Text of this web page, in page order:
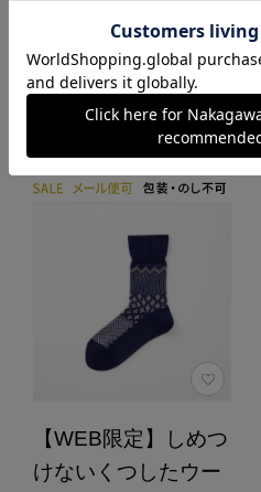
カートに入れる
【WEB限定】しめつ
けないくつしたウー